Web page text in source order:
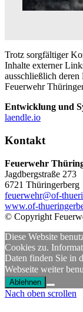
Trotz sorgfältiger
Inhalte externer
ausschließlich
Feuerwehr
Entwicklung und
laendle.io
Kontakt
Feuerwehr
Jagdbergstraße 273
6721 Thüringerberg
feuerwehr@of-
www.of-
© Copyright
Diese Website
Cookies zu.
Daten finden Sie in
Webseite weiter
Ablehnen
Nach oben scrollen